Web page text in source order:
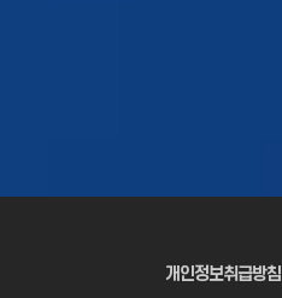
개인정보취급방침